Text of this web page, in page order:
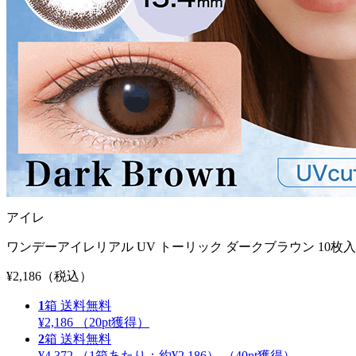
アイレ
ワンデーアイレリアル UV トーリック ダークブラウン 10枚
¥2,186 （税込）
1箱 送料無料
¥2,186
（20pt獲得）
2箱 送料無料